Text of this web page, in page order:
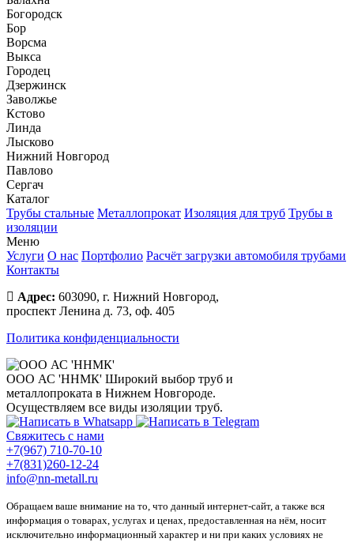
Богородск
Бор
Ворсма
Выкса
Городец
Дзержинск
Заволжье
Кстово
Линда
Лысково
Нижний Новгород
Павлово
Сергач
Каталог
Трубы стальные Металлопрокат Изоляция для труб Трубы в
изоляции
Меню
Услуги О нас Портфолио Расчёт загрузки автомобиля трубами
Контакты
Адрес: 603090, г. Нижний Новгород,
проспект Ленина д. 73, оф. 405
Политика конфиденциальности
ООО АС 'ННМК' Широкий выбор труб и
металлопроката в Нижнем Новгороде.
Осуществляем все виды изоляции труб.
Свяжитесь с нами
+7(967) 710-70-10
+7(831)260-12-24
info@nn-metall.ru
Обращаем ваше внимание на то, что данный интернет-сайт, а также вся
информация о товарах, услугах и ценах, предоставленная на нём, носит
исключительно информационный характер и ни при каких условиях не